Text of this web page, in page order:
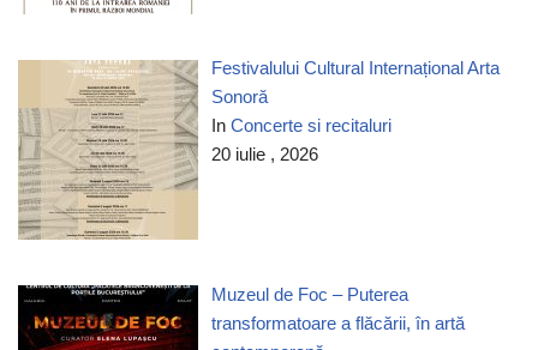
Festivalului Cultural Internațional Arta
Sonoră
InConcerte si recitaluri
20 iulie , 2026
Muzeul de Foc – Puterea
transformatoare a flăcării, în artă